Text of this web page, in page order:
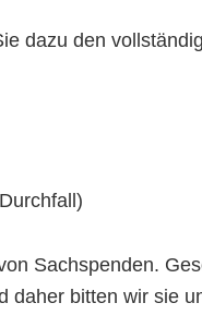
dazu den
Sachspenden.
daher bitten wir sie